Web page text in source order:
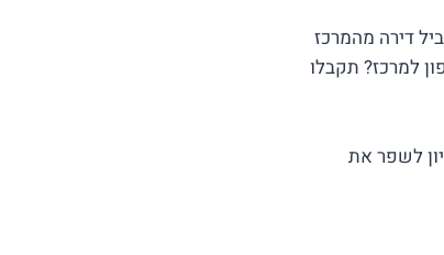
דירה מהמרכז
למרכז? תקבלו
לשפר את